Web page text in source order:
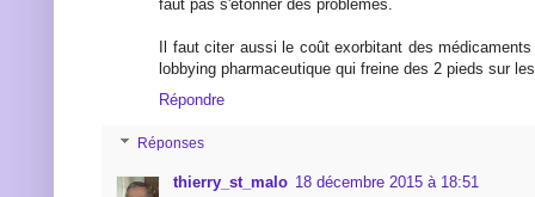
faut pas s'étonner des problèmes.
Il faut citer aussi le coût exorbitant des
lobbying pharmaceutique qui freine des 2 pieds sur
Répondre
Réponses
thierry_st_malo 18 décembre 2015 à 18:51